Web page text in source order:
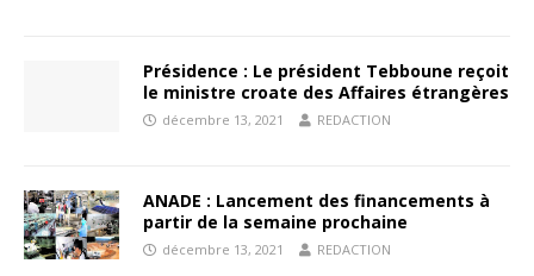
Présidence : Le président Tebboune reçoit
le ministre croate des Affaires étrangères
décembre 13, 2021 REDACTION
ANADE : Lancement des financements à
partir de la semaine prochaine
décembre 13, 2021 REDACTION